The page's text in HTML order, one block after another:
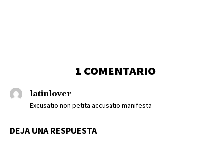
1 COMENTARIO
latinlover
Excusatio non petita accusatio manifesta
DEJA UNA RESPUESTA